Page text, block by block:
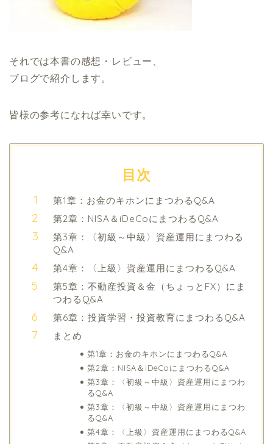
それでは本書の感想・レビュー、
ブログで紹介します。
皆様の参考になれば幸いです。
目次
第1章：お金のキホンにまつわるQ&A
第2章：NISA＆iDeCoにまつわるQ&A
第3章：〈初級～中級〉資産運用にまつわる
Q&A
第4章：〈上級〉資産運用にまつわるQ&A
第5章：不動産投資＆金（ちょっとFX）にま
つわるQ&A
第6章：投資学習・投資教育にまつわるQ&A
まとめ
第1章：お金のキホンにまつわるQ&A
第2章：NISA＆iDeCoにまつわるQ&A
第3章：〈初級～中級〉資産運用にまつわ
るQ&A
第3章：〈初級～中級〉資産運用にまつわ
るQ&A
第4章：〈上級〉資産運用にまつわるQ&A